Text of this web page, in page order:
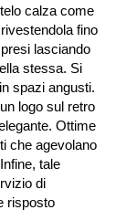
calza come
fino
lasciando
stessa. Si
spazi angusti.
logo sul retro
Ottime
che agevolano
tale
di
risposto